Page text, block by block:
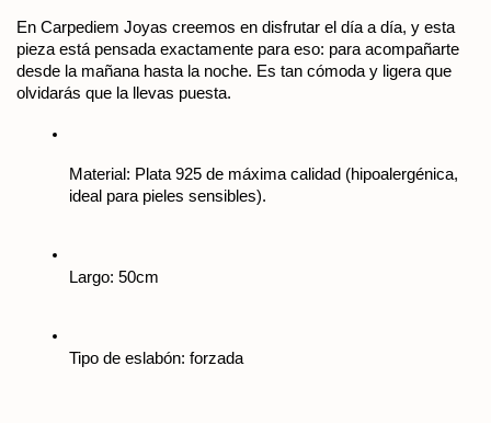
En Carpediem Joyas creemos en disfrutar el día a día, y esta
pieza está pensada exactamente para eso: para acompañarte
desde la mañana hasta la noche. Es tan cómoda y ligera que
olvidarás que la llevas puesta.
Material: Plata 925 de máxima calidad (hipoalergénica,
ideal para pieles sensibles).
Largo: 50cm
Tipo de eslabón: forzada